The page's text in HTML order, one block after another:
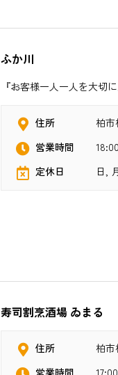
ふか川
『お客様一人一人を大切
住所
柏
営業時間
定休日
日,
寿司割烹酒場 ゐまる
住所
柏
営業時間